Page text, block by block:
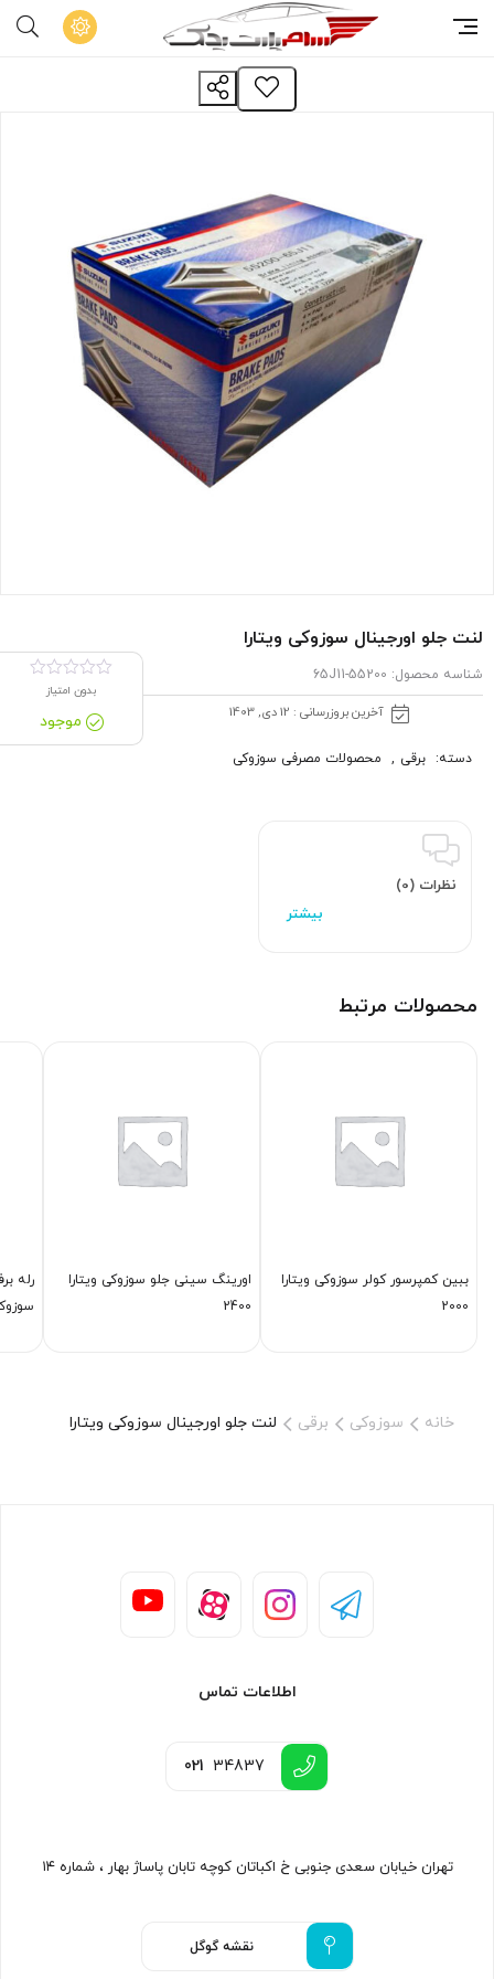
لنت جلو اورجینال سوزوکی ویتارا
شناسه محصول: 55200-65J11
آخرین بروزرسانی : 12 دی, 1403
بدون امتیاز
موجود
دسته: برقی , محصولات مصرفی سوزوکی
نظرات (0)
محصولات مرتبط
ببین كمپرسور كولر سوزوکی ویتارا
2000
اورینگ سینی جلو سوزوکی ویتارا
2400
رله
خانه سوزوکی برقی لنت جلو اورجینال سوزوکی ویتارا
اطلاعات تماس
021 34837
تهران خیابان سعدی جنوبی خ اکباتان کوچه تابان پاساژ بهار ، شماره ۱۴
نقشه گوگل